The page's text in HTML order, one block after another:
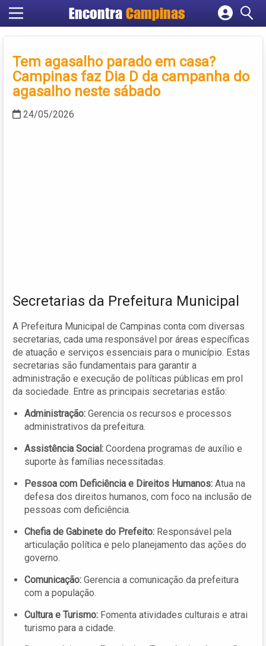
Encontra Campinas
Cadastrar empresa
Criar conta
Tem agasalho parado em casa?
Campinas faz Dia D da campanha do
agasalho neste sábado
24/05/2026
Secretarias da Prefeitura Municipal
A Prefeitura Municipal de Campinas conta com diversas
secretarias, cada uma responsável por áreas específicas
de atuação e serviços essenciais para o município. Estas
secretarias são fundamentais para garantir a
administração e execução de políticas públicas em prol
da sociedade. Entre as principais secretarias estão:
Administração: Gerencia os recursos e processos
administrativos da prefeitura.
Assistência Social: Coordena programas de auxílio e
suporte às famílias necessitadas.
Pessoa com Deficiência e Direitos Humanos: Atua na
defesa dos direitos humanos, com foco na inclusão de
pessoas com deficiência.
Chefia de Gabinete do Prefeito: Responsável pela
articulação política e pelo planejamento das ações do
governo.
Comunicação: Gerencia a comunicação da prefeitura
com a população.
Cultura e Turismo: Fomenta atividades culturais e atrai
turismo para a cidade.